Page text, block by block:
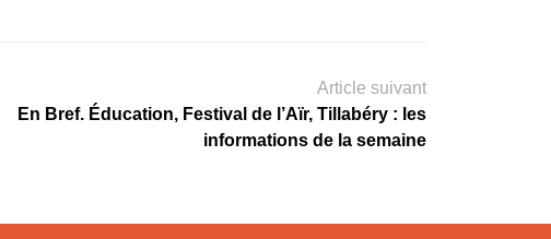
Article suivant
En Bref. Éducation, Festival de l’Aïr, Tillabéry : les
informations de la semaine